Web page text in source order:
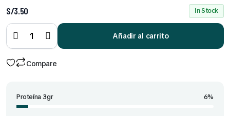
S/3.50 In Stock
Batidito
vasito
de 90 g
quantity
Añadir al carrito
Compare
Proteína 3gr 6%